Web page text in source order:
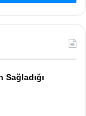
Sağladığı